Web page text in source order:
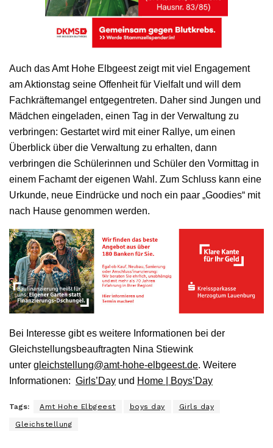
Auch das Amt Hohe Elbgeest zeigt mit viel Engagement
am Aktionstag seine Offenheit für Vielfalt und will dem
Fachkräftemangel entgegentreten. Daher sind Jungen und
Mädchen eingeladen, einen Tag in der Verwaltung zu
verbringen: Gestartet wird mit einer Rallye, um einen
Überblick über die Verwaltung zu erhalten, dann
verbringen die Schülerinnen und Schüler den Vormittag in
einem Fachamt der eigenen Wahl. Zum Schluss kann eine
Urkunde, neue Eindrücke und noch ein paar „Goodies“ mit
nach Hause genommen werden.
Bei Interesse gibt es weitere Informationen bei der
Gleichstellungsbeauftragten Nina Stiewink
unter gleichstellung@amt-hohe-elbgeest.de. Weitere
Informationen: Girls’Day und Home | Boys’Day
Tags: Amt Hohe Elbgeest boys day Girls day
Gleichstellung